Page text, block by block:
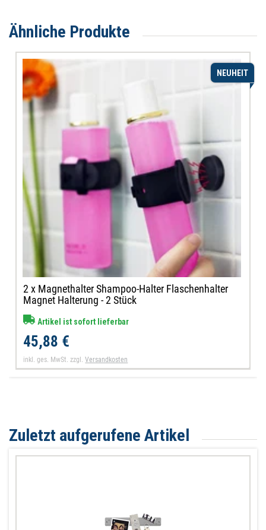
Ähnliche Produkte
NEUHEIT
2 x Magnethalter Shampoo-Halter Flaschenhalter
Magnet Halterung - 2 Stück
Artikel ist sofort lieferbar
45,88 €
inkl. ges. MwSt. zzgl.Versandkosten
Zuletzt aufgerufene Artikel